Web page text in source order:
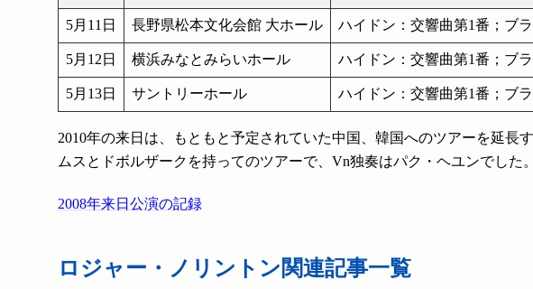
5月11日 長野県松本文化会館 大ホール ハイドン：交響曲第1番；ブ
5月12日 横浜みなとみらいホール ハイドン：交響曲第1番；ブ
5月13日 サントリーホール ハイドン：交響曲第1番；ブ
2010年の来日は、もともと予定されていた中国、韓国へのツアーを延
ムスとドボルザークを持ってのツアーで、Vn独奏はパク・ヘユンでした。
2008年来日公演の記録
ロジャー・ノリントン関連記事一覧